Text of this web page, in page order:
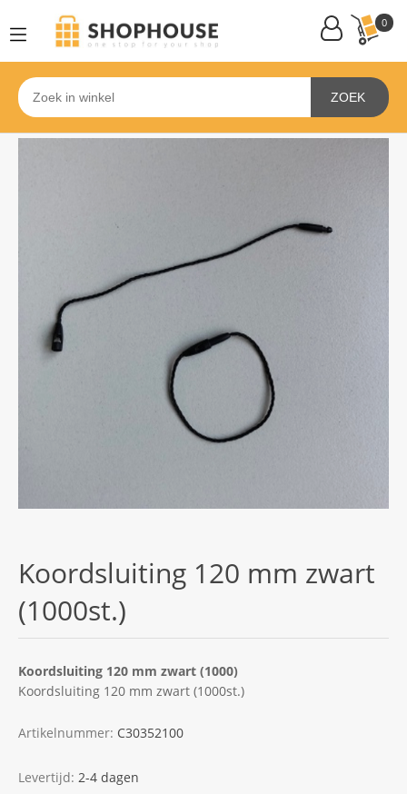
0
ZOEK
Koordsluiting 120 mm zwart
(1000st.)
Koordsluiting 120 mm zwart (1000)
Koordsluiting 120 mm zwart (1000st.)
Artikelnummer: C30352100
Levertijd: 2-4 dagen